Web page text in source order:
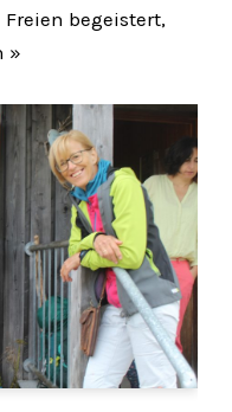
begeistert,
»